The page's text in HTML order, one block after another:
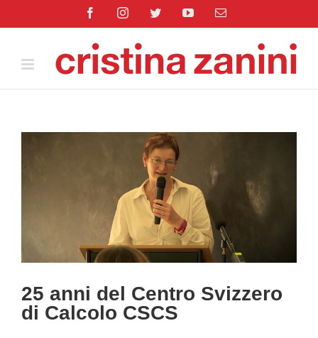
FacebookInstagramTwitterYouTubeEmail
25 anni del Centro Svizzero
di Calcolo CSCS